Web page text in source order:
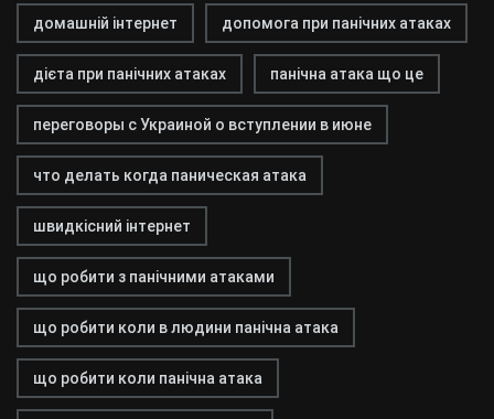
домашній інтернет допомога при панічних атаках
дієта при панічних атаках панічна атака що це
переговоры с Украиной о вступлении в июне
что делать когда паническая атака
швидкісний інтернет
що робити з панічними атаками
що робити коли в людини панічна атака
що робити коли панічна атака